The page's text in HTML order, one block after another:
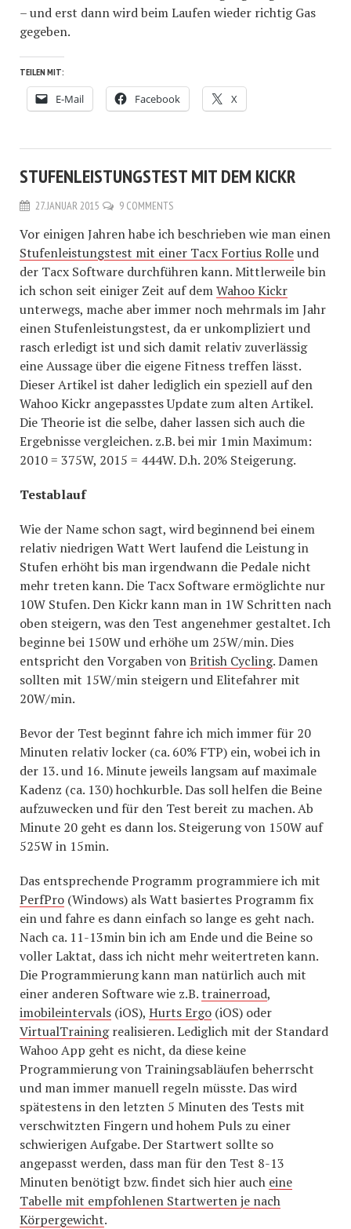
– und erst dann wird beim Laufen wieder richtig Gas
gegeben.
TEILEN MIT:
E-Mail Facebook X
STUFENLEISTUNGSTEST MIT DEM KICKR
27. JANUAR 2015 9 COMMENTS
Vor einigen Jahren habe ich beschrieben wie man einen
Stufenleistungstest mit einer Tacx Fortius Rolleund
der Tacx Software durchführen kann. Mittlerweile bin
ich schon seit einiger Zeit auf demWahoo Kickr
unterwegs, mache aber immer noch mehrmals im Jahr
einen Stufenleistungstest, da er unkompliziert und
rasch erledigt ist und sich damit relativ zuverlässig
eine Aussage über die eigene Fitness treffen lässt.
Dieser Artikel ist daher lediglich ein speziell auf den
Wahoo Kickr angepasstes Update zum alten Artikel.
Die Theorie ist die selbe, daher lassen sich auch die
Ergebnisse vergleichen. z.B. bei mir 1min Maximum:
2010 = 375W, 2015 = 444W. D.h. 20% Steigerung.
Testablauf
Wie der Name schon sagt, wird beginnend bei einem
relativ niedrigen Watt Wert laufend die Leistung in
Stufen erhöht bis man irgendwann die Pedale nicht
mehr treten kann. Die Tacx Software ermöglichte nur
10W Stufen. Den Kickr kann man in 1W Schritten nach
oben steigern, was den Test angenehmer gestaltet. Ich
beginne bei 150W und erhöhe um 25W/min. Dies
entspricht den Vorgaben vonBritish Cycling. Damen
sollten mit 15W/min steigern und Elitefahrer mit
20W/min.
Bevor der Test beginnt fahre ich mich immer für 20
Minuten relativ locker (ca. 60% FTP) ein, wobei ich in
der 13. und 16. Minute jeweils langsam auf maximale
Kadenz (ca. 130) hochkurble. Das soll helfen die Beine
aufzuwecken und für den Test bereit zu machen. Ab
Minute 20 geht es dann los. Steigerung von 150W auf
525W in 15min.
Das entsprechende Programm programmiere ich mit
PerfPro (Windows) als Watt basiertes Programm fix
ein und fahre es dann einfach so lange es geht nach.
Nach ca. 11-13min bin ich am Ende und die Beine so
voller Laktat, dass ich nicht mehr weitertreten kann.
Die Programmierung kann man natürlich auch mit
einer anderen Software wie z.B.trainerroad,
imobileintervals (iOS), Hurts Ergo (iOS) oder
VirtualTrainingrealisieren. Lediglich mit der Standard
Wahoo App geht es nicht, da diese keine
Programmierung von Trainingsabläufen beherrscht
und man immer manuell regeln müsste. Das wird
spätestens in den letzten 5 Minuten des Tests mit
verschwitzten Fingern und hohem Puls zu einer
schwierigen Aufgabe. Der Startwert sollte so
angepasst werden, dass man für den Test 8-13
Minuten benötigt bzw. findet sich hier auch eine
Tabelle mit empfohlenen Startwerten je nach
Körpergewicht.